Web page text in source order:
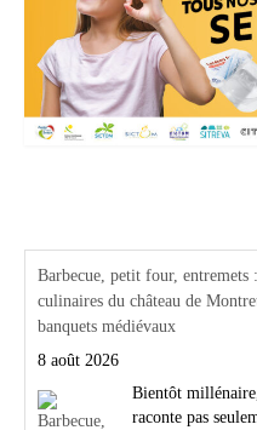
Barbecue, petit four, entremets
culinaires du château de
banquets médiévaux
8 août 2026
Bientôt
raconte pas